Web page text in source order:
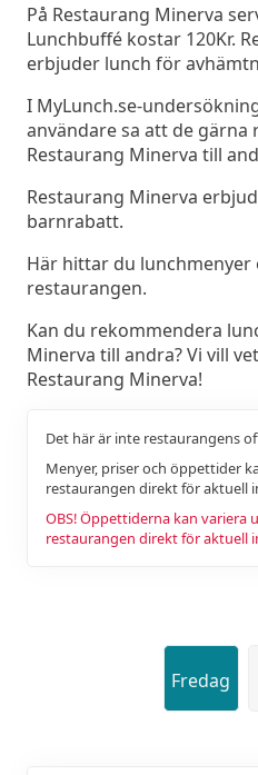
På Restaurang Minerva
Lunchbuffé kostar 120Kr.
erbjuder lunch för
I MyLunch.se-
användare sa att de
Restaurang Minerva till
Restaurang Minerva
barnrabatt.
Här hittar du
restaurangen.
Kan du rekommendera
Minerva till andra? Vi vill
Restaurang Minerva!
Det här är inte restaurangens
Menyer, priser och öppettider
restaurangen direkt för aktuell
OBS! Öppettiderna kan variera
restaurangen direkt för aktuell
Fredag